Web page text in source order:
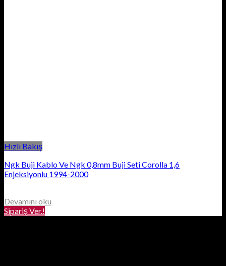
Hızlı Bakış
Ngk Buji Kablo Ve Ngk 0,8mm Buji Seti Corolla 1,6
Enjeksiyonlu 1994-2000
Devamını oku
Sipariş Ver.!